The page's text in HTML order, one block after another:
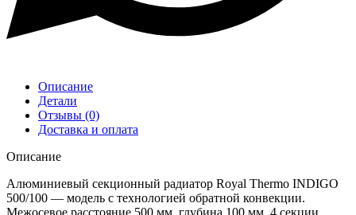
Описание
Детали
Отзывы (0)
Доставка и оплата
Описание
Алюминиевый секционный радиатор Royal Thermo INDIGO
500/100 — модель с технологией обратной конвекции.
Межосевое расстояние 500 мм, глубина 100 мм, 4 секции.